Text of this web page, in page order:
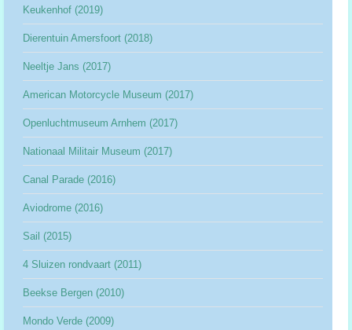
Keukenhof (2019)
Dierentuin Amersfoort (2018)
Neeltje Jans (2017)
American Motorcycle Museum (2017)
Openluchtmuseum Arnhem (2017)
Nationaal Militair Museum (2017)
Canal Parade (2016)
Aviodrome (2016)
Sail (2015)
4 Sluizen rondvaart (2011)
Beekse Bergen (2010)
Mondo Verde (2009)